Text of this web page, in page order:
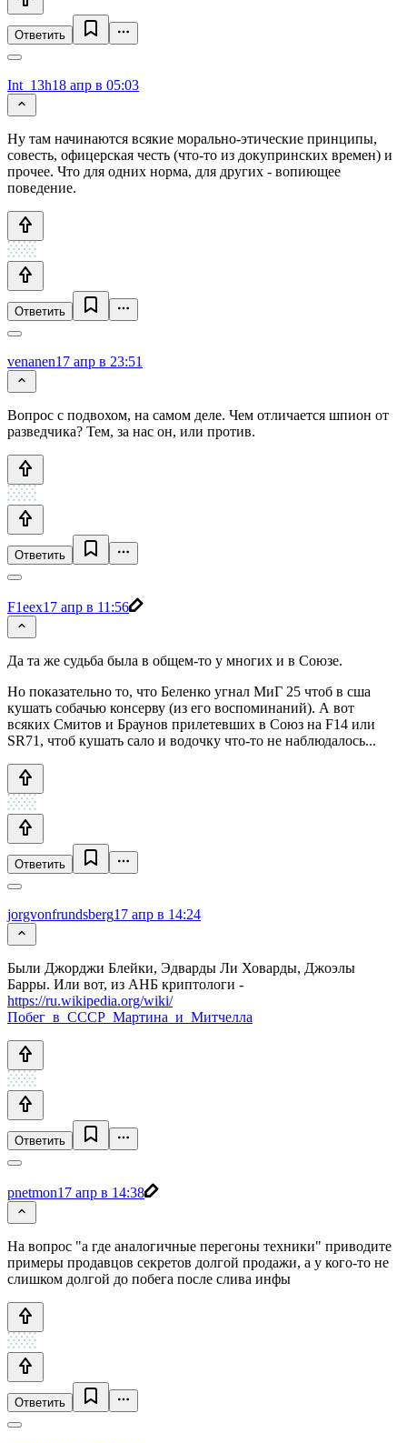
Ответить
Int_13h18 апр в 05:03
Ну там начинаются всякие морально-этические принципы,
совесть, офицерская честь (что-то из докупринских времен) и
прочее. Что для одних норма, для других - вопиющее
поведение.
Ответить
venanen17 апр в 23:51
Вопрос с подвохом, на самом деле. Чем отличается шпион от
разведчика? Тем, за нас он, или против.
Ответить
F1eex17 апр в 11:56
Да та же судьба была в общем-то у многих и в Союзе.
Но показательно то, что Беленко угнал МиГ 25 чтоб в сша
кушать собачью консерву (из его воспоминаний). А вот
всяких Смитов и Браунов прилетевших в Союз на F14 или
SR71, чтоб кушать сало и водочку что-то не наблюдалось...
Ответить
jorgvonfrundsberg17 апр в 14:24
Были Джорджи Блейки, Эдварды Ли Ховарды, Джоэлы
Барры. Или вот, из АНБ криптологи -
https://ru.wikipedia.org/wiki/
Побег_в_СССР_Мартина_и_Митчелла
Ответить
pnetmon17 апр в 14:38
На вопрос "а где аналогичные перегоны техники" приводите
примеры продавцов секретов долгой продажи, а у кого-то не
слишком долгой до побега после слива инфы
Ответить